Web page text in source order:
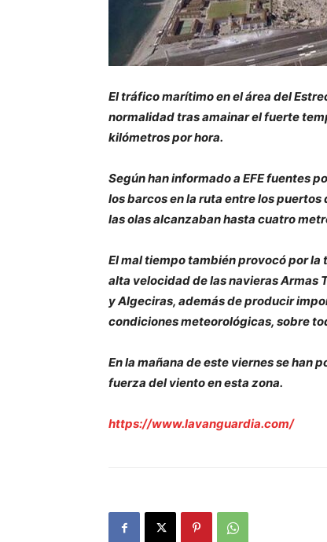
El tráfico marítimo en el área del
normalidad tras amainar el fuerte
kilómetros por hora.
Según han informado a EFE fuentes
los barcos en la ruta entre los
las olas alcanzaban hasta cuatro
El mal tiempo también provocó por
alta velocidad de las navieras Armas
y Algeciras, además de producir
condiciones meteorológicas, sobre
En la mañana de este viernes se han
fuerza del viento en esta zona.
https://www.lavanguardia.com/